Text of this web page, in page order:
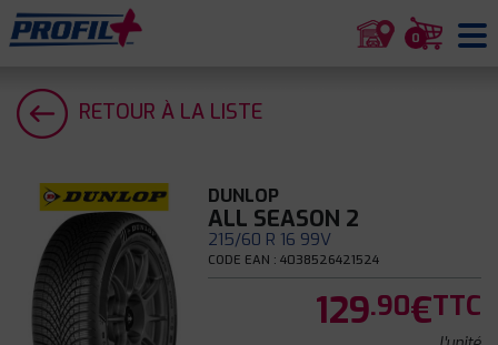
0
RETOUR À LA LISTE
DUNLOP
ALL SEASON 2
215/60 R 16 99V
CODE EAN : 4038526421524
129.90€TTC